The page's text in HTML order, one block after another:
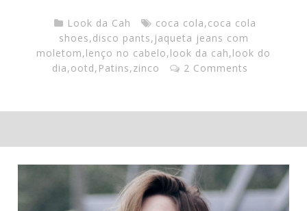
Look da Cah coca cola,coca cola
shoes,disco pants, jaqueta jeans com
moletom,lenço no cabelo,look da cah,look do
dia,ootd, Patins,zinco 2 Comments